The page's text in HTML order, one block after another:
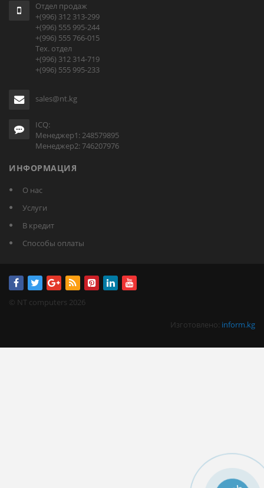
Отдел продаж
+(996) 312 313-299
+(996) 555 995-244
+(996) 555 766-015
Тех. отдел
+(996) 312 314-719
+(996) 555 995-233
sales@nt.kg
ICQ:
Менеджер1: 248579895
Менеджер2: 746207976
ИНФОРМАЦИЯ
О нас
Услуги
В кредит
Способы оплаты
© NT computers 2026
Изготовлено: inform.kg